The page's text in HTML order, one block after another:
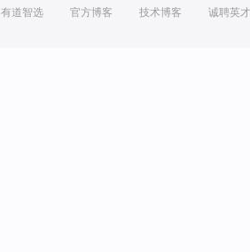
有道智选 官方博客 技术博客 诚聘英才